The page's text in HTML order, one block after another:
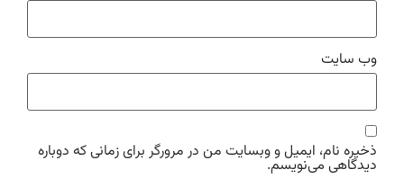
وب‌ سایت
ذخیره نام، ایمیل و وبسایت من در مرورگر برای زمانی که دوباره
دیدگاهی می‌نویسم.